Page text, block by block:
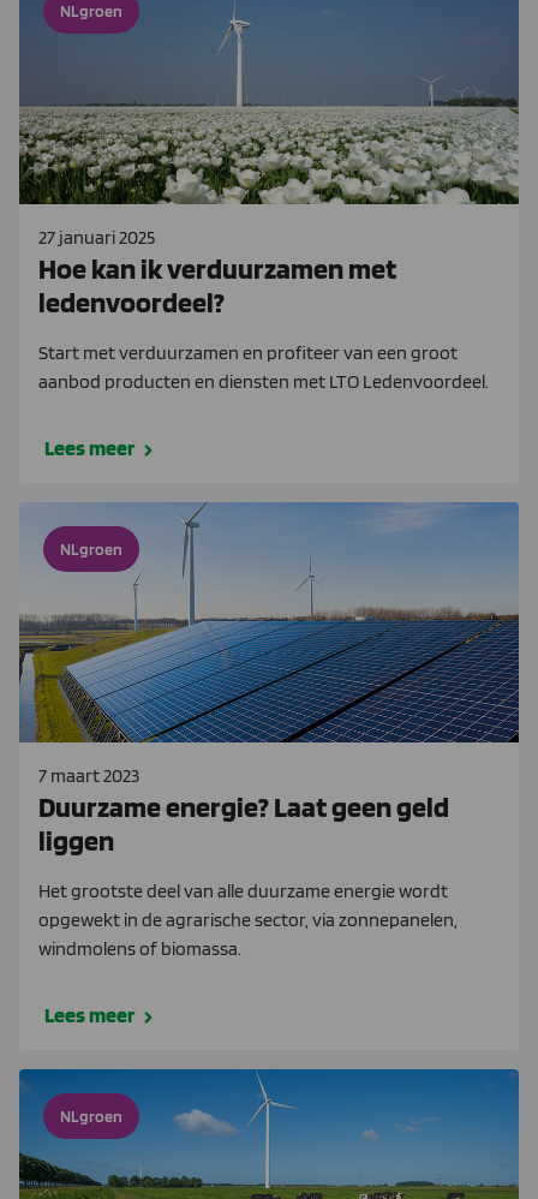
NLgroen
27 januari 2025
Hoe kan ik verduurzamen met
ledenvoordeel?
Start met verduurzamen en profiteer van een groot
aanbod producten en diensten met LTO Ledenvoordeel.
Lees meer
NLgroen
7 maart 2023
Duurzame energie? Laat geen geld
liggen
Het grootste deel van alle duurzame energie wordt
opgewekt in de agrarische sector, via zonnepanelen,
windmolens of biomassa.
Lees meer
NLgroen